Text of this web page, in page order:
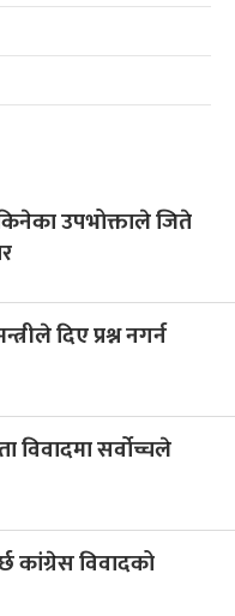
उपभोक्ताले जिते
दिए प्रश्न नगर्न
विवादमा सर्वोच्चले
कांग्रेस विवादको